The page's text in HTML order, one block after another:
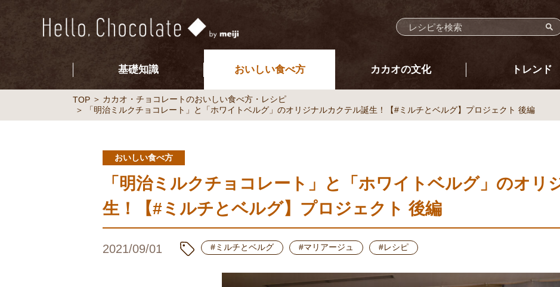
基礎知識 おいしい食べ方 カカオの文化 トレンド
TOP
カカオ・チョコレートのおいしい食べ方・レシピ
「明治ミルクチョコレート」と「ホワイトベルグ」のオリジナルカクテル誕生！【#ミルチとベルグ】プロジェクト 後編
おいしい食べ方
「明治ミルクチョコレート」と「ホワイトベルグ」のオリ
生！【#ミルチとベルグ】プロジェクト 後編
2021/09/01 #ミルチとベルグ #マリアージュ #レシピ